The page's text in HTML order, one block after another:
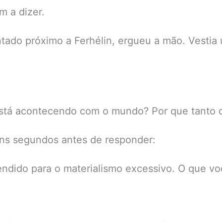
a dizer.
próximo a Ferhélin, ergueu a mão. Vestia
acontecendo com o mundo? Por que tanto
segundos antes de responder:
para o materialismo excessivo. O que